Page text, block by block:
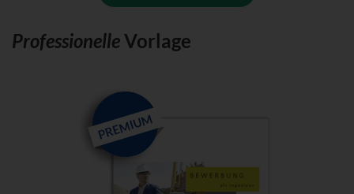
ProfessionelleVorlage